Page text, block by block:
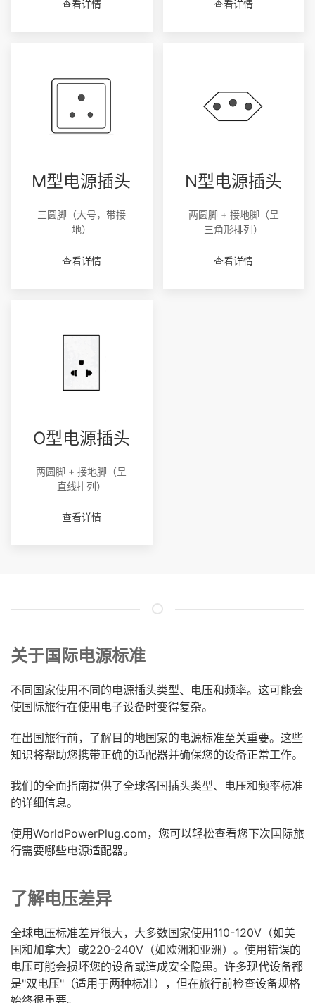
查看详情 查看详情
M型电源插头
三圆脚（大号，带接
地）
查看详情
N型电源插头
两圆脚 + 接地脚（呈
三角形排列）
查看详情
O型电源插头
两圆脚 + 接地脚（呈
直线排列）
查看详情
关于国际电源标准
不同国家使用不同的电源插头类型、电压和频率。这可能会
使国际旅行在使用电子设备时变得复杂。
在出国旅行前，了解目的地国家的电源标准至关重要。这些
知识将帮助您携带正确的适配器并确保您的设备正常工作。
我们的全面指南提供了全球各国插头类型、电压和频率标准
的详细信息。
使用WorldPowerPlug.com，您可以轻松查看您下次国际旅
行需要哪些电源适配器。
了解电压差异
全球电压标准差异很大，大多数国家使用110-120V（如美
国和加拿大）或220-240V（如欧洲和亚洲）。使用错误的
电压可能会损坏您的设备或造成安全隐患。许多现代设备都
是"双电压"（适用于两种标准），但在旅行前检查设备规格
始终很重要。